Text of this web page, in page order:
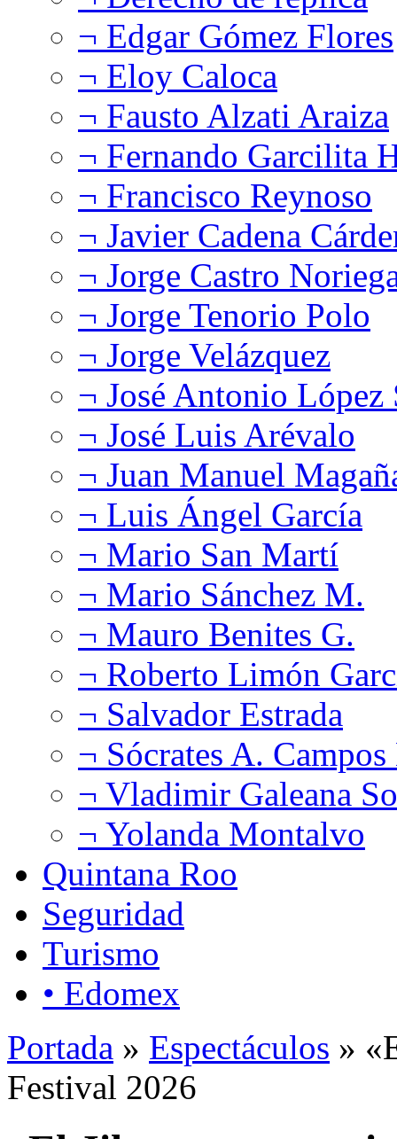
¬ Edgar Gómez Flores
¬ Eloy Caloca
¬ Fausto Alzati Araiza
¬ Fernando Garcilita
¬ Francisco Reynoso
¬ Javier Cadena
¬ Jorge Castro
¬ Jorge Tenorio Polo
¬ Jorge Velázquez
¬ José Antonio López
¬ José Luis Arévalo
¬ Juan Manuel
¬ Luis Ángel García
¬ Mario San Martí
¬ Mario Sánchez M.
¬ Mauro Benites G.
¬ Roberto Limón
¬ Salvador Estrada
¬ Sócrates A.
¬ Vladimir Galeana
¬ Yolanda Montalvo
Quintana Roo
Seguridad
Turismo
• Edomex
Portada » Espectáculos »
Festival 2026